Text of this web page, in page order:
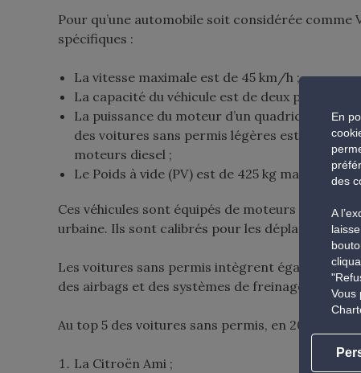
Pour qu’une automobile soit considérée
spécifiques :
La vitesse maximale est de 45 km/h ;
La capacité du véhicule est de deux personnes ;
La puissance du moteur d’un quadricycle léger
des voitures sans permis légères est limitée à
moteurs diesel ;
Le Poids à vide (PV) est de 425 kg maximum.
Ces véhicules sont équipés de moteurs à
urbaine. Ils sont calibrés pour les déplacements
Les voitures sans permis intègrent également
des airbags et des systèmes de freinage
Au top 5 des voitures sans permis, en 2024, on
La Citroën Ami ;
En
des
A
Vous